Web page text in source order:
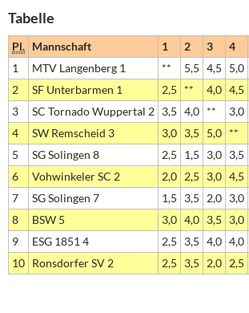
Tabelle
Pl. Mannschaft 1 2 3 4
1
MTV Langenberg 1 ** 5,5 4,5 5,0
2
SF Unterbarmen 1 2,5 ** 4,0 4,5
3
SC Tornado Wuppertal 2 3,5 4,0 ** 3,0
4
SW Remscheid 3 3,0 3,5 5,0 **
5
SG Solingen 8 2,5 1,5 3,0 3,5
6
Vohwinkeler SC 2 2,0 2,5 3,0 4,5
7
SG Solingen 7 1,5 3,5 2,0 3,0
8
BSW 5 3,0 4,0 3,5 3,0
9
ESG 1851 4 2,5 3,5 4,0 4,0
10 Ronsdorfer SV 2 2,5 3,5 2,0 2,5